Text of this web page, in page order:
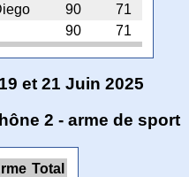
90
71
90 71
et 21 Juin 2025
2 - arme de sport
Total